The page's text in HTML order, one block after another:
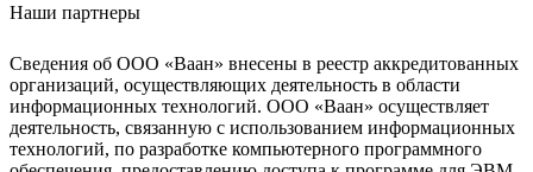
Наши партнеры
Сведения об ООО «Ваан» внесены в реестр аккредитованных
организаций, осуществляющих деятельность в области
информационных технологий. ООО «Ваан» осуществляет
деятельность, связанную с использованием информационных
технологий, по разработке компьютерного программного